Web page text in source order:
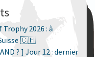
2026 : à
Suisse 🇨🇭
? ] Jour 12 : dernier